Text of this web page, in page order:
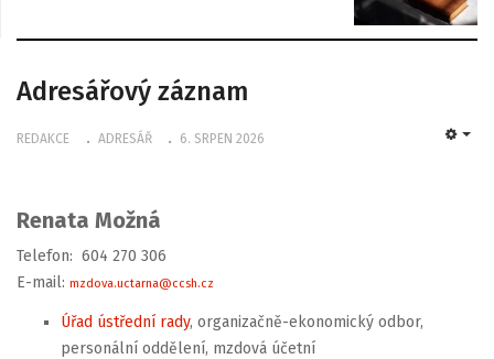
Adresářový záznam
REDAKCE ADRESÁŘ 6. SRPEN 2026
Renata Možná
Telefon: 604 270 306
E-mail: mzdova.uctarna@ccsh.cz
Úřad ústřední rady, organizačně-ekonomický odbor,
personální oddělení, mzdová účetní